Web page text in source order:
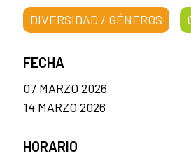
DIVERSIDAD / GÉNEROS
FECHA
07 MARZO 2026
14 MARZO 2026
HORARIO